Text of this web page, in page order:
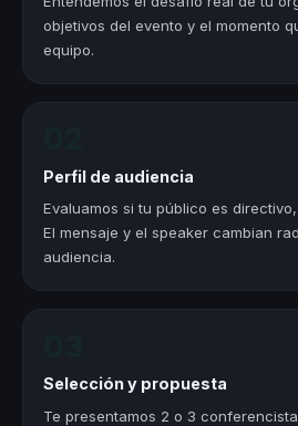
objetivos del evento y el momento
equipo.
Perfil de audiencia
Evaluamos si tu público es
El mensaje y el speaker cambian
audiencia.
Selección y propuesta
Te presentamos 2 o 3